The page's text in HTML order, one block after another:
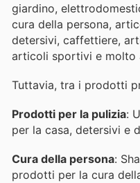
giardino,
cura della persona,
detersivi, caffettiere,
articoli sportivi e molto
Tuttavia, tra i prodotti
Prodotti per la pulizia:
per la casa, detersivi e
Cura della persona:
prodotti per la cura